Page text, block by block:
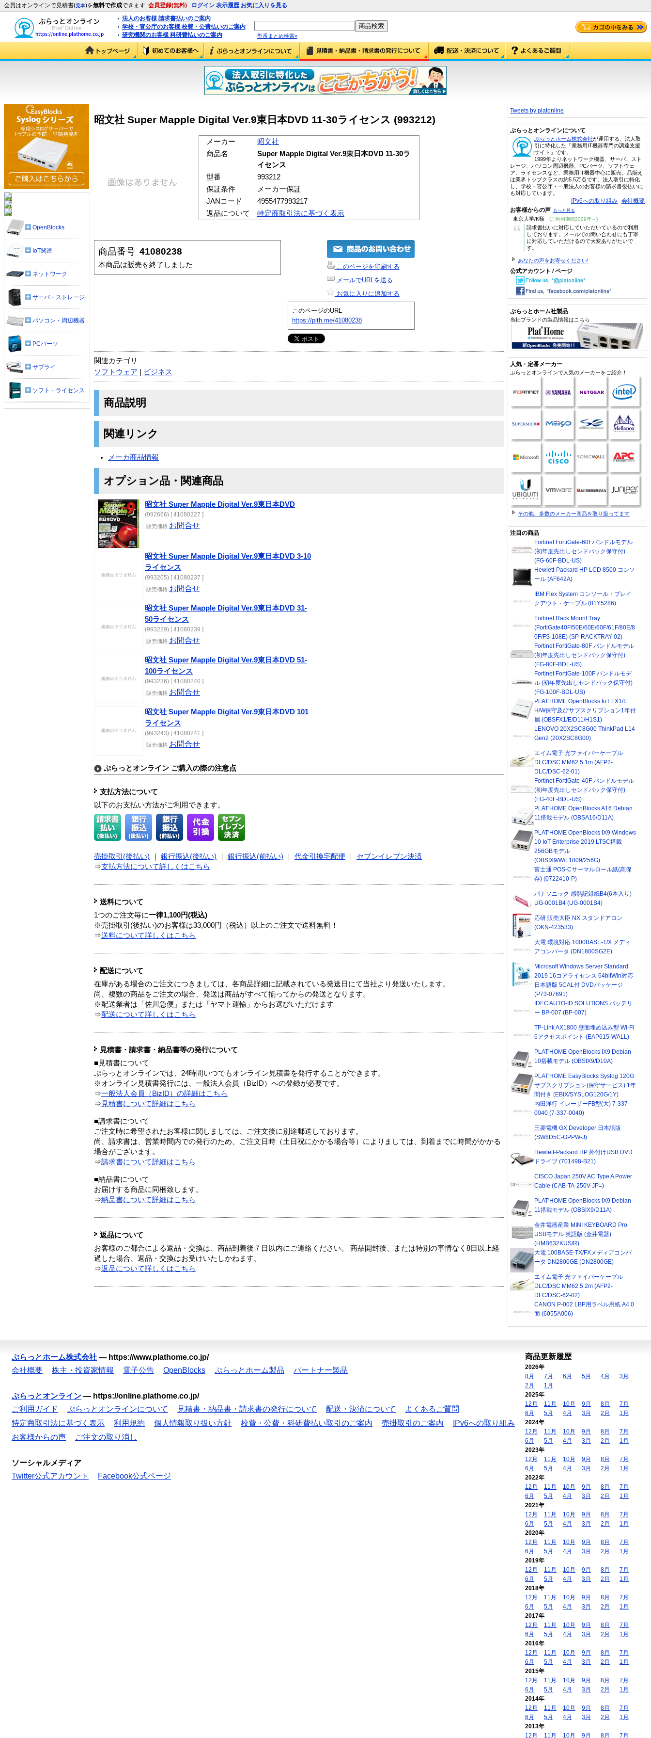
会員はオンラインで見積書(見本)を無料で作成できます 会員登録(無料) ログイン 表示履歴 お気に入りを見る
法人のお客様 請求書払いのご案内
学校・官公庁のお客様 校費・公費払いのご案内
研究機関のお客様 科研費払いのご案内
型番まとめ検索»
昭文社 Super Mapple Digital Ver.9東日本DVD 11-30ライセンス (993212)
メーカー
昭文社
商品名
Super Mapple Digital Ver.9東日本DVD 11-30ラ
イセンス
型番
993212
保証条件
メーカー保証
JANコード
4955477993217
返品について
特定商取引法に基づく表示
商品番号 41080238
本商品は販売を終了しました
このページを印刷する
メールでURLを送る
お気に入りに追加する
このページのURL
https://plth.me/41080238
関連カテゴリ
ソフトウェア
ビジネス
商品説明
関連リンク
メーカ商品情報
オプション品・関連商品
昭文社 Super Mapple Digital Ver.9東日本DVD
(992666) [ 41080227 ]
販売価格 お問合せ
昭文社 Super Mapple Digital Ver.9東日本DVD 3-10
ライセンス
(993205) [ 41080237 ]
販売価格 お問合せ
昭文社 Super Mapple Digital Ver.9東日本DVD 31-
50ライセンス
(993229) [ 41080239 ]
販売価格 お問合せ
昭文社 Super Mapple Digital Ver.9東日本DVD 51-
100ライセンス
(993236) [ 41080240 ]
販売価格 お問合せ
昭文社 Super Mapple Digital Ver.9東日本DVD 101
ライセンス
(993243) [ 41080241 ]
販売価格 お問合せ
ぷらっとオンライン ご購入の際の注意点
支払方法について
以下のお支払い方法がご利用できます。
売掛取引(後払い) 銀行振込(後払い) 銀行振込(前払い) 代金引換宅配便
セブンイレブン決済
⇒支払方法について詳しくはこちら
送料について
1つのご注文毎に一律1,100円(税込)
※売掛取引(後払い)のお客様は33,000円（税込）以上のご注文で送料無料！
⇒送料について詳しくはこちら
配送について
在庫がある場合のご注文につきましては、各商品詳細に記載されている発送日にて当社より発送いたします。
尚、複数の商品をご注文の場合、発送は商品がすべて揃ってからの発送となります。
※配送業者は「佐川急便」または「ヤマト運輸」からお選びいただけます
⇒配送について詳しくはこちら
見積書・請求書・納品書等の発行について
■見積書について
ぷらっとオンラインでは、24時間いつでもオンライン見積書を発行することができます。
※オンライン見積書発行には、一般法人会員（BizID）への登録が必要です。
⇒一般法人会員（BizID）の詳細はこちら
⇒ 見積書について詳細はこちら
■請求書について
ご注文時に希望されたお客様に関しましては、ご注文後に別途郵送しております。
尚、請求書は、営業時間内での発行のため、ご注文日時（土日祝にかかる場合等）によりましては、到着までに時間がかかる
場合がございます。
⇒請求書について詳細はこちら
■納品書について
お届けする商品に同梱致します。
⇒納品書について詳細はこちら
返品について
お客様のご都合による返品・交換は、商品到着後７日以内にご連絡ください。 商品開封後、または特別の事情なく8日以上経
過した場合、返品・交換はお受けいたしかねます。
⇒返品について詳しくはこちら
OpenBlocks
IoT関連
ネットワーク
サーバ・ストレージ
パソコン・周辺機器
PCパーツ
サプライ
ソフト・ライセンス
Tweets by platonline
ぷらっとオンラインについて
ぷらっとホーム株式会社が運用する、法人取
引に特化した「業務用IT機器専門の調達支援
サイト」です。
1999年よりネットワーク機器、サーバ、スト
レージ、パソコン周辺機器、PCパーツ、ソフトウェ
ア、ライセンスなど、業務用IT機器中心に販売。品揃え
は業界トップクラスの約5.5万点です。法人取引に特化
し、学校・官公庁・一般法人のお客様の請求書後払いに
も対応しています。
IPv6への取り組み 会社概要
お客様からの声 もっと見る
東京大学/K様 (ご利用期間2009年～)
“
請求書払いに対応していただいているので利用
しております。メールでの問い合わせにも丁寧
に対応していただけるので大変ありがたいで
す。
あなたの声をお寄せください!
公式アカウント / ページ
ぷらっとホーム社製品
当社ブランドの製品情報はこちら
人気・定番メーカー
ぷらっとオンラインで人気のメーカーをご紹介！
その他、多数のメーカー商品を取り扱ってます
注目の商品
Fortinet FortiGate-60Fバンドルモデル
(初年度先出しセンドバック保守付)
(FG-60F-BDL-US)
Hewlett-Packard HP LCD 8500 コンソ
ール (AF642A)
IBM Flex System コンソール・ブレイ
クアウト・ケーブル (81Y5286)
Fortinet Rack Mount Tray
(FortiGate40F/50E/60E/60F/61F/80E/8
0F/FS-108E) (SP-RACKTRAY-02)
Fortinet FortiGate-80F バンドルモデル
(初年度先出しセンドバック保守付)
(FG-80F-BDL-US)
Fortinet FortiGate-100F バンドルモデ
ル (初年度先出しセンドバック保守付)
(FG-100F-BDL-US)
PLAT'HOME OpenBlocks IoT FX1/E
H/W保守及びサブスクリプション1年付
属 (OBSFX1/E/D11/H1S1)
LENOVO 20X2SC8G00 ThinkPad L14
Gen2 (20X2SC8G00)
エイム電子 光ファイバーケーブル
DLC/DSC MM62.5 1m (AFP2-
DLC/DSC-62-01)
Fortinet FortiGate-40F バンドルモデル
(初年度先出しセンドバック保守付)
(FG-40F-BDL-US)
PLAT'HOME OpenBlocks A16 Debian
11搭載モデル (OBSA16/D11A)
PLAT'HOME OpenBlocks IX9 Windows
10 IoT Enterprise 2019 LTSC搭載
256GBモデル
(OBSIX9/W/L1809/256G)
富士通 POS-Cサーマルロール紙(高保
存) (0722410-P)
パナソニック 感熱記録紙B4(6本入り)
UG-0001B4 (UG-0001B4)
応研 販売大臣 NX スタンドアロン
(OKN-423533)
大電 環境対応 1000BASE-T/X メディ
アコンバータ (DN1800SG2E)
Microsoft Windows Server Standard
2019 16コアライセンス 64bitWin対応
日本語版 5CAL付 DVDパッケージ
(P73-07691)
IDEC AUTO-ID SOLUTIONS バッテリ
ー BP-007 (BP-007)
TP-Link AX1800 壁面埋め込み型 Wi-Fi
6アクセスポイント (EAP615-WALL)
PLAT'HOME OpenBlocks IX9 Debian
10搭載モデル (OBSIX9/D10A)
PLAT'HOME EasyBlocks Syslog 120G
サブスクリプション(保守サービス) 1年
間付き (EBIX/SYSLOG120G/1Y)
内田洋行 イレーザーFB型(大) 7-337-
0040 (7-337-0040)
三菱電機 GX Developer 日本語版
(SW8D5C-GPPW-J)
Hewlett-Packard HP 外付けUSB DVD
ドライブ (701498-B21)
CISCO Japan 250V AC Type A Power
Cable (CAB-TA-250V-JP=)
PLAT'HOME OpenBlocks IX9 Debian
11搭載モデル (OBSIX9/D11A)
金井電器産業 MINI KEYBOARD Pro
USBモデル 英語版 (金井電器)
(HMB632KUS/R)
大電 100BASE-TX/FXメディアコンバ
ータ DN2800GE (DN2800GE)
エイム電子 光ファイバーケーブル
DLC/DSC MM62.5 2m (AFP2-
DLC/DSC-62-02)
CANON P-002 LBP用ラベル用紙 A4 0
面 (6055A006)
ぷらっとホーム株式会社 — https://www.plathome.co.jp/
会社概要
株主・投資家情報 電子公告 OpenBlocks ぷらっとホーム製品 パートナー製品
ぷらっとオンライン — https://online.plathome.co.jp/
ご利用ガイド
ぷらっとオンラインについて 見積書・納品書・請求書の発行について 配送・決済について
よくあるご質問
特定商取引法に基づく表示
利用規約 個人情報取り扱い方針 校費・公費・科研費払い取引のご案内 売掛取引のご案内
IPv6への取り組み
お客様からの声
ご注文の取り消し
ソーシャルメディア
Twitter公式アカウント
Facebook公式ページ
商品更新履歴
2026年
8月
7月 6月 5月 4月
3月
2月
1月
2025年
12月
11月 10月 9月 8月
7月
6月
5月 4月 3月 2月
1月
2024年
12月
11月 10月 9月 8月
7月
6月
5月 4月 3月 2月
1月
2023年
12月
11月 10月 9月 8月
7月
6月
5月 4月 3月 2月
1月
2022年
12月
11月 10月 9月 8月
7月
6月
5月 4月 3月 2月
1月
2021年
12月
11月 10月 9月 8月
7月
6月
5月 4月 3月 2月
1月
2020年
12月
11月 10月 9月 8月
7月
6月
5月 4月 3月 2月
1月
2019年
12月
11月 10月 9月 8月
7月
6月
5月 4月 3月 2月
1月
2018年
12月
11月 10月 9月 8月
7月
6月
5月 4月 3月 2月
1月
2017年
12月
11月 10月 9月 8月
7月
6月
5月 4月 3月 2月
1月
2016年
12月
11月 10月 9月 8月
7月
6月
5月 4月 3月 2月
1月
2015年
12月
11月 10月 9月 8月
7月
6月
5月 4月 3月 2月
1月
2014年
12月
11月 10月 9月 8月
7月
6月
5月 4月 3月 2月
1月
2013年
12月
11月 10月 9月 8月 7月